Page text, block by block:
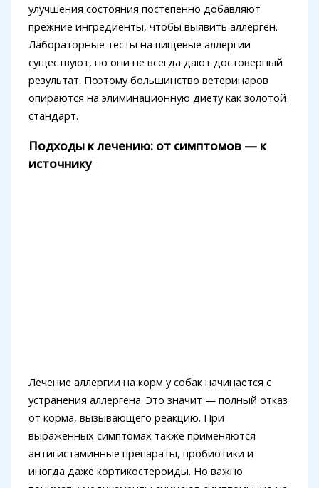
улучшения состояния постепенно добавляют
прежние ингредиенты, чтобы выявить аллерген.
Лабораторные тесты на пищевые аллергии
существуют, но они не всегда дают достоверный
результат. Поэтому большинство ветеринаров
опираются на элиминационную диету как золотой
стандарт.
Подходы к лечению: от симптомов — к
источнику
Лечение аллергии на корм у собак начинается с
устранения аллергена. Это значит — полный отказ
от корма, вызывающего реакцию. При
выраженных симптомах также применяются
антигистаминные препараты, пробиотики и
иногда даже кортикостероиды. Но важно